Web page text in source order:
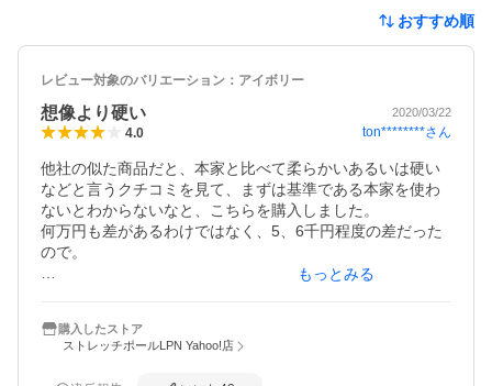
おすすめ順
レビュー対象のバリエーション： アイボリー
想像より硬い 2020/03/22
4.0 ton********さん
他社の似た商品だと、本家と比べて柔らかいあるいは硬い
などと言うクチコミを見て、まずは基準である本家を使わ
ないとわからないなと、こちらを購入しました。
何万円も差があるわけではなく、5、6千円程度の差だった
ので。
実際に横たわってみたところ、痛い。
しかも筋肉痛になって、かえって体調が悪くなったりした
もっとみる
購入したストア
ストレッチポールLPN Yahoo!店